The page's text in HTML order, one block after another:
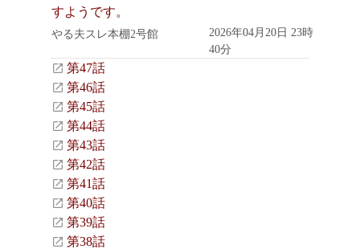
すようです。
やる夫スレ本棚2号館
2026年04月20日 23時
40分
第47話
第46話
第45話
第44話
第43話
第42話
第41話
第40話
第39話
第38話